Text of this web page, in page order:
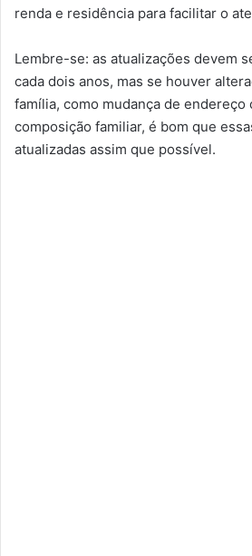
renda e residência para facilitar o
Lembre-se: as atualizações devem
cada dois anos, mas se houver
família, como mudança de endereço
composição familiar, é bom que
atualizadas assim que possível.